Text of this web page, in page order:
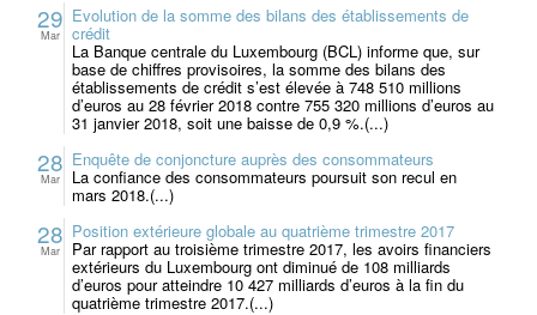
29
Mar
Evolution de la somme des bilans des établissements de
crédit
La Banque centrale du Luxembourg (BCL) informe que, sur
base de chiffres provisoires, la somme des bilans des
établissements de crédit s’est élevée à 748 510 millions
d’euros au 28 février 2018 contre 755 320 millions d’euros au
31 janvier 2018, soit une baisse de 0,9 %.(...)
28
Mar
Enquête de conjoncture auprès des consommateurs
La confiance des consommateurs poursuit son recul en
mars 2018.(...)
28
Mar
Position extérieure globale au quatrième trimestre 2017
Par rapport au troisième trimestre 2017, les avoirs financiers
extérieurs du Luxembourg ont diminué de 108 milliards
d’euros pour atteindre 10 427 milliards d’euros à la fin du
quatrième trimestre 2017.(...)